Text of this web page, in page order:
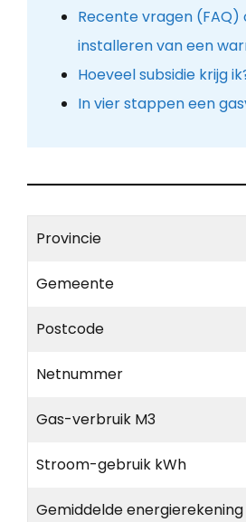
Recente vragen (FAQ)
installeren van een
Hoeveel subsidie krijg
In vier stappen een
Provincie
Gemeente
Postcode
Netnummer
Gas-verbruik M3
Stroom-gebruik kWh
Gemiddelde energierekening